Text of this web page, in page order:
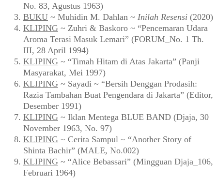
No. 83, Agustus 1963)
BUKU ~ Muhidin M. Dahlan ~ Inilah Resensi (2020)
KLIPING ~ Zuhri & Baskoro ~ “Pencemaran Udara
Aroma Terasi Masuk Lemari” (FORUM_No. 1 Th.
III, 28 April 1994)
KLIPING ~ “Timah Hitam di Atas Jakarta” (Panji
Masyarakat, Mei 1997)
KLIPING ~ Sayadi ~ “Bersih Denggan Prodasih:
Razia Tambahan Buat Pengendara di Jakarta” (Editor,
Desember 1991)
KLIPING ~ Iklan Mentega BLUE BAND (Djaja, 30
November 1963, No. 97)
KLIPING ~ Cerita Sampul ~ “Another Story of
Shinta Bachir” (MALE, No.002)
KLIPING ~ “Alice Bebassari” (Mingguan Djaja_106,
Februari 1964)